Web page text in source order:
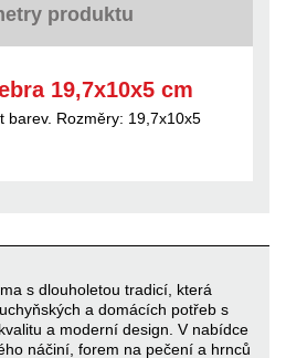
produktu
19,7x10x5 cm
barev. Rozměry: 19,7x10x5
s dlouholetou tradicí, která
a domácích potřeb s
a moderní design. V nabídce
náčiní, forem na pečení a hrnců